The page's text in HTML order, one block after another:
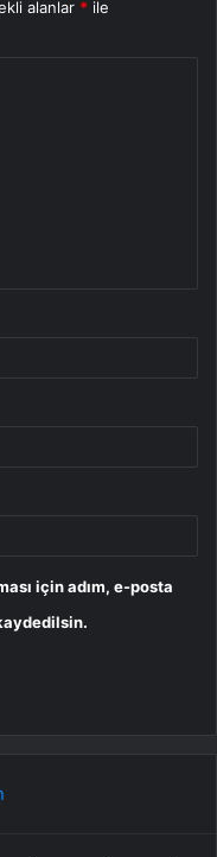
alanlar * ile
için adım, e-posta